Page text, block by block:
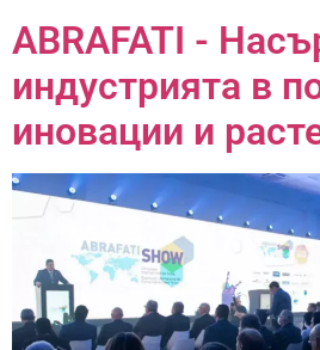
ABRAFATI -
индустрията в
иновации и